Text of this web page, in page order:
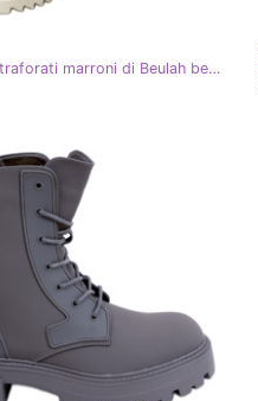
PA1 Sandali traforati marroni di Beulah beige